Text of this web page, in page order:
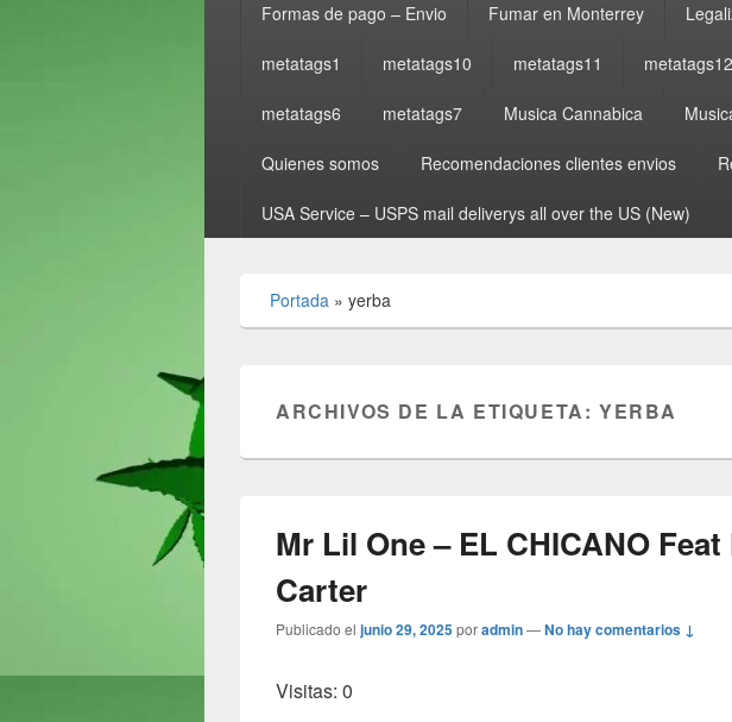
Formas de pago – Envio Fumar en Monterrey
metatags1 metatags10 metatags11 metatags12
metatags6 metatags7 Musica Cannabica
Quienes somos Recomendaciones clientes envios
USA Service – USPS mail deliverys all over the US (New)
Portada » yerba
ARCHIVOS DE LA ETIQUETA:YERBA
Mr Lil One – EL CHICANO
Carter
Publicado el junio 29, 2025poradmin—No hay comentarios ↓
Visitas: 0